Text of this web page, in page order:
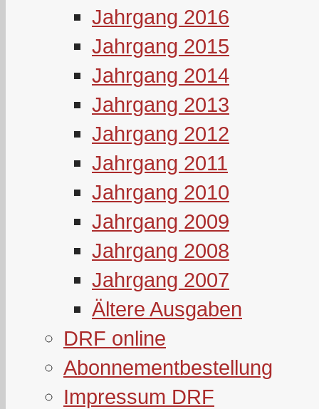
Jahrgang 2016
Jahrgang 2015
Jahrgang 2014
Jahrgang 2013
Jahrgang 2012
Jahrgang 2011
Jahrgang 2010
Jahrgang 2009
Jahrgang 2008
Jahrgang 2007
Ältere Ausgaben
DRF online
Abonnementbestellung
Impressum DRF